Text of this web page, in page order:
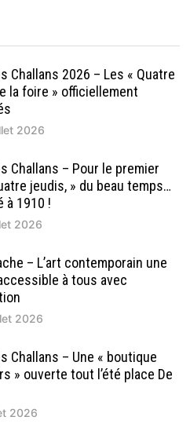
Challans 2026 – Les « Quatre
la foire » officiellement
2026
Challans – Pour le premier
jeudis, » du beau temps…
à 1910 !
2026
– L’art contemporain une
à tous avec
2026
Challans – Une « boutique
» ouverte tout l’été place De
2026